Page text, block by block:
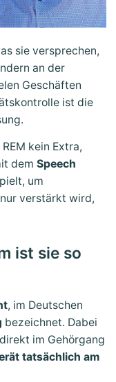
sie versprechen,
an der
Geschäften
ist die
kein Extra,
dem Speech
um
verstärkt wird,
ist sie so
, im Deutschen
bezeichnet. Dabei
im Gehörgang
tatsächlich am